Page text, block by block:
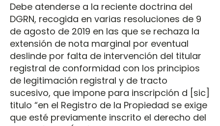
Debe atenderse a la reciente doctrina del
DGRN, recogida en varias resoluciones de 9
de agosto de 2019 en las que se rechaza la
extensión de nota marginal por eventual
deslinde por falta de intervención del titular
registral de conformidad con los principios
de legitimación registral y de tracto
sucesivo, que impone para inscripción d [sic]
titulo “en el Registro de la Propiedad se exige
que esté previamente inscrito el derecho del